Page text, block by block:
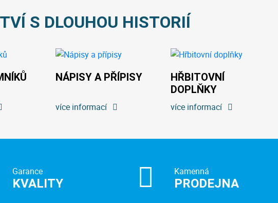
S DLOUHOU HISTORIÍ
NÁPISY A PŘÍPISY
více informací
HŘBITOVNÍ
DOPLŇKY
více informací
Garance
KVALITY
Kamenná
PRODEJNA